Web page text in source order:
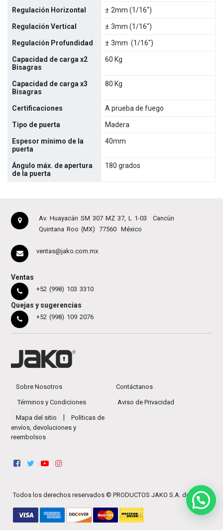
Regulación Horizontal ± 2mm (1/16")
Regulación Vertical ± 3mm (1/16")
Regulación Profundidad ± 3mm (1/16")
Capacidad de carga x2
Bisagras
60 Kg
Capacidad de carga x3
Bisagras
80 Kg
Certificaciones A prueba de fuego
Tipo de puerta Madera
Espesor mínimo de la
puerta
40mm
Ángulo máx. de apertura
de la puerta
180 grados
Av. Huayacán SM 307 MZ 37, L 1-03
Cancún
Quintana Roo (MX)
77560 México
ventas@jako.com.mx
Ventas
+52 (998) 103 3310
Quejas y sugerencias
+52 (998) 109 2076
Sobre Nosotros Contáctanos
Términos y Condiciones Aviso de Privacidad
Mapa del sitio
Políticas de
envíos, devoluciones y
reembolsos
Todos los derechos reservados © PRODUCTOS JAKO S.A. de C.V.